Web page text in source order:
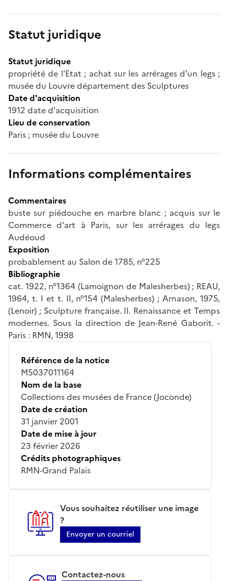
Statut juridique
Statut juridique
propriété de l'Etat ; achat sur les arrérages d'un legs ;
musée du Louvre département des Sculptures
Date d'acquisition
1912 date d'acquisition
Lieu de conservation
Paris ; musée du Louvre
Informations complémentaires
Commentaires
buste sur piédouche en marbre blanc ; acquis sur le
Commerce d'art à Paris, sur les arrérages du legs
Audéoud
Exposition
probablement au Salon de 1785, n°225
Bibliographie
cat. 1922, n°1364 (Lamoignon de Malesherbes) ; REAU,
1964, t. I et t. II, n°154 (Malesherbes) ; Arnason, 1975,
(Lenoir) ; Sculpture française. II. Renaissance et Temps
modernes. Sous la direction de Jean-René Gaborit. -
Paris : RMN, 1998
Référence de la notice
M5037011164
Nom de la base
Collections des musées de France (Joconde)
Date de création
31 janvier 2001
Date de mise à jour
23 février 2026
Crédits photographiques
RMN-Grand Palais
Vous souhaitez réutiliser une image
?
Envoyer un courriel
Contactez-nous